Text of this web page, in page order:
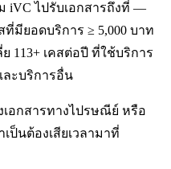
iVC ไปรับเอกสารถึงที่ —
ที่มียอดบริการ ≥ 5,000 บาท
113+ เคสต่อปี ที่ใช้บริการ
ละบริการอื่น
อกสารทางไปรษณีย์ หรือ
ป็นต้องเสียเวลามาที่